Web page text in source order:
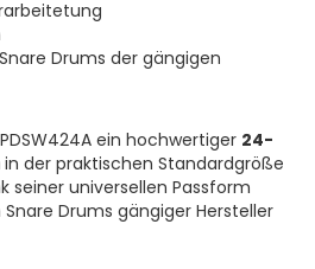
Drums der gängigen
ein hochwertiger 24-
in der praktischen Standardgröße
seiner universellen Passform
Drums gängiger Hersteller